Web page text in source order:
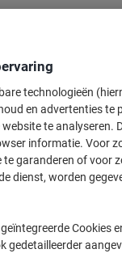
44,76 €
1-2
technologieën
en advertenties te
te analyseren.
informatie. Voor
garanderen of voor
dienst, worden
Cookies
gedetailleerder